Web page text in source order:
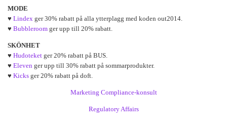
MODE
♥ Lindex ger 30% rabatt på alla ytterplagg med koden out2014.
♥ Bubbleroom ger upp till 20% rabatt.
SKÖNHET
♥ Hudoteket ger 20% rabatt på BUS.
♥ Eleven ger upp till 30% rabatt på sommarprodukter.
♥ Kicks ger 20% rabatt på doft.
Marketing Compliance-konsult
Regulatory Affairs